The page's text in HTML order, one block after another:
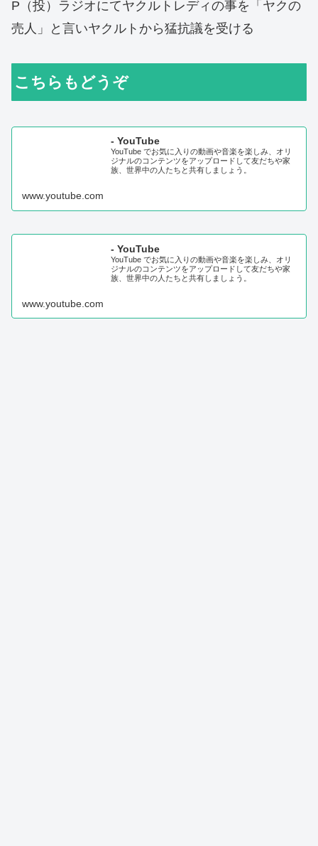
P（投）ラジオにてヤクルトレディの事を「ヤクの
売人」と言いヤクルトから猛抗議を受ける
こちらもどうぞ
- YouTube
YouTube でお気に入りの動画や音楽を楽しみ、オリ
ジナルのコンテンツをアップロードして友だちや家
族、世界中の人たちと共有しましょう。
www.youtube.com
- YouTube
YouTube でお気に入りの動画や音楽を楽しみ、オリ
ジナルのコンテンツをアップロードして友だちや家
族、世界中の人たちと共有しましょう。
www.youtube.com